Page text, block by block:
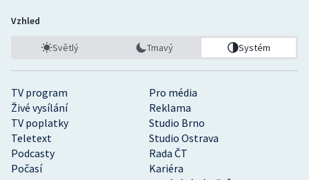
TV program
Pro média
Živé vysílání
Reklama
TV poplatky
Studio Brno
Teletext
Studio Ostrava
Podcasty
Rada ČT
Počasí
Kariéra
Vzhled
Světlý Tmavý Systém